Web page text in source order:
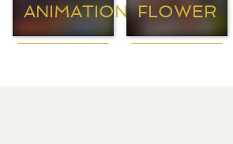
ANIMATIONENFLOWER